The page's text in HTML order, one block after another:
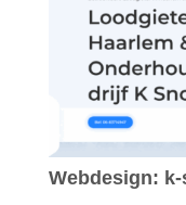
Webdesign: k-